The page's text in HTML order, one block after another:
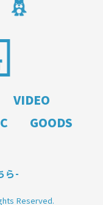
VIDEO
GOODS
ら-
Reserved.